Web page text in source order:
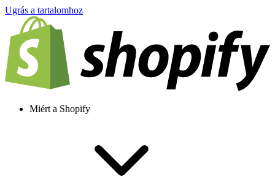
Ugrás a tartalomhoz
Miért a Shopify